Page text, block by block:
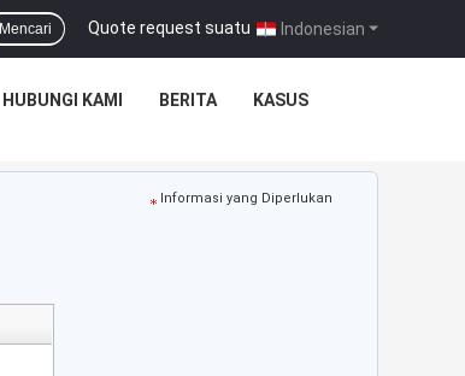
Indonesian
Quote request suatu |
Mencari
HUBUNGI KAMI BERITA KASUS
Informasi yang Diperlukan